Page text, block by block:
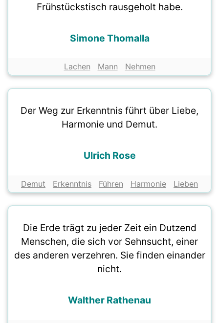
Frühstückstisch rausgeholt habe.
Simone Thomalla
Lachen Mann Nehmen
Der Weg zur Erkenntnis führt über Liebe,
Harmonie und Demut.
Ulrich Rose
Demut Erkenntnis Führen Harmonie Lieben
Die Erde trägt zu jeder Zeit ein Dutzend
Menschen, die sich vor Sehnsucht, einer
des anderen verzehren. Sie finden einander
nicht.
Walther Rathenau